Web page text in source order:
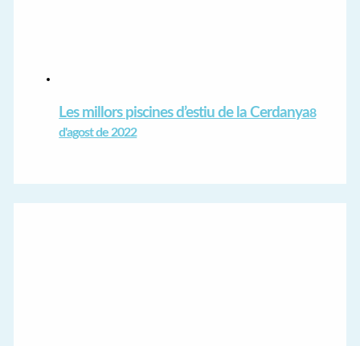
Les millors piscines d’estiu de la Cerdanya8
d'agost de 2022